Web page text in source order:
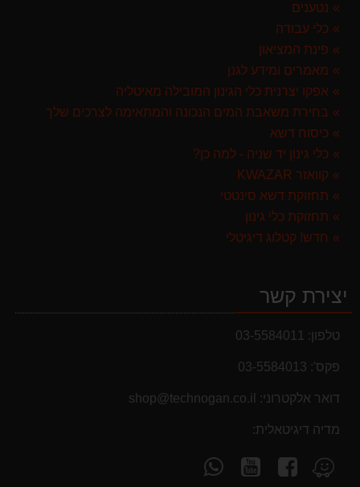
999.00 ₪
499.00 ₪
299.00 ₪
נטענים
כלי עבודה
פינת המציאון
מאמרים ומידע לגנן
אפקו יצרנית כלי הגינון המובילה מאיטליה
בחירת משאבת המים הנכונה והמתאימה לצרכים שלך
כיסוח דשא
כלי גינון יד שניה - למה כן?
קוואזר KWAZAR
תחזוקת דשא סינטטי
תחזוקת כלי גינון
חדש! קטלוג דיגיטלי
יצירת קשר
טלפון: 03-5584011
פקס': 03-5584013
דואר אלקטרוני: shop@technogan.co.il
מדיה דיגיטאלית:
מצא
אותנו
עקוב
אחרינו
עקוב
אחרינו
מבצעים והנחות